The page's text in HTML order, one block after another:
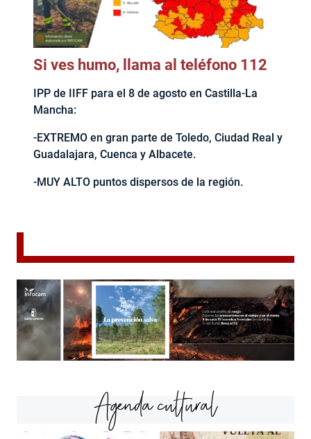
Si ves humo, llama al teléfono 112
IPP de IIFF para el 8 de agosto en Castilla-La
Mancha:
-EXTREMO en gran parte de Toledo, Ciudad Real y
Guadalajara, Cuenca y Albacete.
-MUY ALTO puntos dispersos de la región.
Agenda cultural